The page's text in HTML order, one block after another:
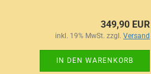
349,90 EUR
inkl. 19% MwSt. zzgl. Versand
IN DEN WARENKORB